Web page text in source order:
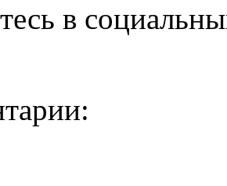
в